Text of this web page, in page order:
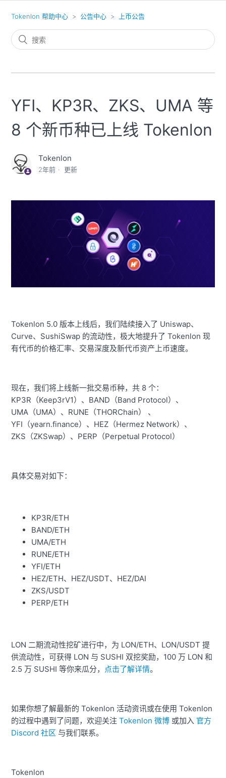
Tokenlon 帮助中心 公告中心 上币公告
YFI、KP3R、ZKS、UMA 等
8 个新币种已上线 Tokenlon
Tokenlon
2年前 更新
Tokenlon 5.0 版本上线后，我们陆续接入了 Uniswap、
Curve、SushiSwap 的流动性，极大地提升了 Tokenlon 现
有代币的价格汇率、交易深度及新代币资产上币速度。
现在，我们将上线新一批交易币种，共 8 个：
KP3R（Keep3rV1）、BAND（Band Protocol）、
UMA（UMA）、RUNE（THORChain） 、
YFI（yearn.finance）、HEZ（Hermez Network）、
ZKS（ZKSwap）、PERP（Perpetual Protocol）
具体交易对如下：
KP3R/ETH
BAND/ETH
UMA/ETH
RUNE/ETH
YFI/ETH
HEZ/ETH、HEZ/USDT、HEZ/DAI
ZKS/USDT
PERP/ETH
LON 二期流动性挖矿进行中，为 LON/ETH、LON/USDT 提
供流动性，可获得 LON 与 SUSHI 双挖奖励，100 万 LON 和
2.5 万 SUSHI 等你来瓜分， 点击了解详情。
如果你想了解最新的 Tokenlon 活动资讯或在使用 Tokenlon
的过程中遇到了问题，欢迎关注Tokenlon 微博 或加入 官方
Discord 社区 与我们联系。
Tokenlon